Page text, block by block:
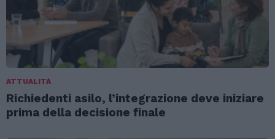
ATTUALITÀ
Richiedenti asilo, l’integrazione deve iniziare
prima della decisione finale